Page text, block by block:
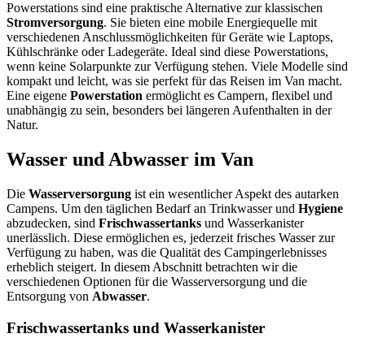
Powerstations sind eine praktische Alternative zur klassischen
Stromversorgung. Sie bieten eine mobile Energiequelle mit
verschiedenen Anschlussmöglichkeiten für Geräte wie Laptops,
Kühlschränke oder Ladegeräte. Ideal sind diese Powerstations,
wenn keine Solarpunkte zur Verfügung stehen. Viele Modelle sind
kompakt und leicht, was sie perfekt für das Reisen im Van macht.
Eine eigene Powerstation ermöglicht es Campern, flexibel und
unabhängig zu sein, besonders bei längeren Aufenthalten in der
Natur.
Wasser und Abwasser im Van
Die Wasserversorgung ist ein wesentlicher Aspekt des autarken
Campens. Um den täglichen Bedarf an Trinkwasser und Hygiene
abzudecken, sind Frischwassertanks und Wasserkanister
unerlässlich. Diese ermöglichen es, jederzeit frisches Wasser zur
Verfügung zu haben, was die Qualität des Campingerlebnisses
erheblich steigert. In diesem Abschnitt betrachten wir die
verschiedenen Optionen für die Wasserversorgung und die
Entsorgung von Abwasser.
Frischwassertanks und Wasserkanister